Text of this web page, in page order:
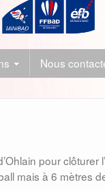
Nous
pour clôturer
mais à 6 mètres